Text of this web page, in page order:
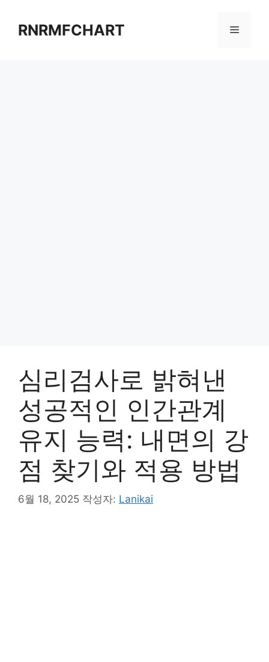
RNRMFCHART 메
심리검사로 밝혀낸
성공적인 인간관계
유지 능력: 내면의 강
점 찾기와 적용 방법
6월 18, 2025 작성자: Lanikai